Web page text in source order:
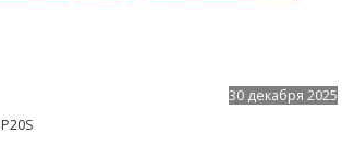
30 декабря 2025